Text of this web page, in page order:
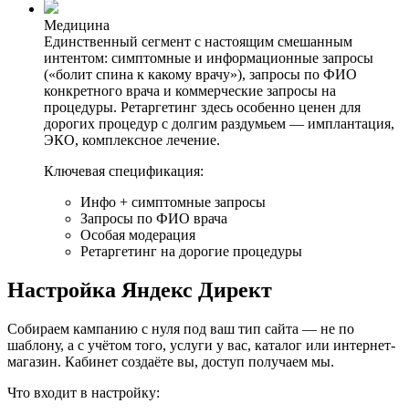
Медицина
Единственный сегмент с настоящим смешанным
интентом: симптомные и информационные запросы
(«болит спина к какому врачу»), запросы по ФИО
конкретного врача и коммерческие запросы на
процедуры. Ретаргетинг здесь особенно ценен для
дорогих процедур с долгим раздумьем — имплантация,
ЭКО, комплексное лечение.
Ключевая спецификация:
Инфо + симптомные запросы
Запросы по ФИО врача
Особая модерация
Ретаргетинг на дорогие процедуры
Настройка Яндекс Директ
Собираем кампанию с нуля под ваш тип сайта — не по
шаблону, а с учётом того, услуги у вас, каталог или интернет-
магазин. Кабинет создаёте вы, доступ получаем мы.
Что входит в настройку: